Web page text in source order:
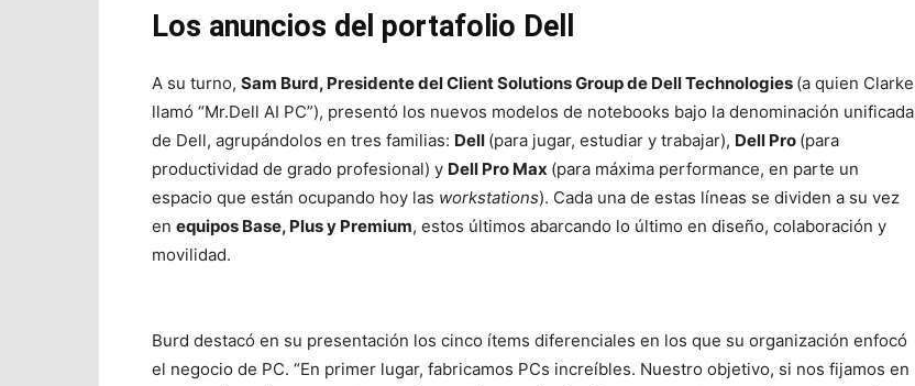
Los anuncios del portafolio Dell
A su turno, Sam Burd, Presidente del Client Solutions Group de Dell Technologies (a quien Clarke
llamó “Mr.Dell AI PC”), presentó los nuevos modelos de notebooks bajo la denominación unificada
de Dell, agrupándolos en tres familias: Dell (para jugar, estudiar y trabajar), Dell Pro (para
productividad de grado profesional) y Dell Pro Max (para máxima performance, en parte un
espacio que están ocupando hoy las workstations). Cada una de estas líneas se dividen a su vez
en equipos Base, Plus y Premium, estos últimos abarcando lo último en diseño, colaboración y
movilidad.
Burd destacó en su presentación los cinco ítems diferenciales en los que su organización enfocó
el negocio de PC. “En primer lugar, fabricamos PCs increíbles. Nuestro objetivo, si nos fijamos en